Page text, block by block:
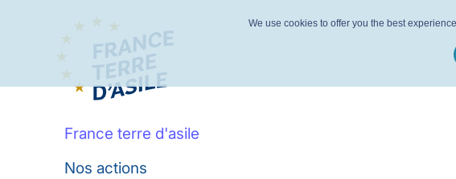
France terre d'asile
Nos actions
We use cookies to offer you the best